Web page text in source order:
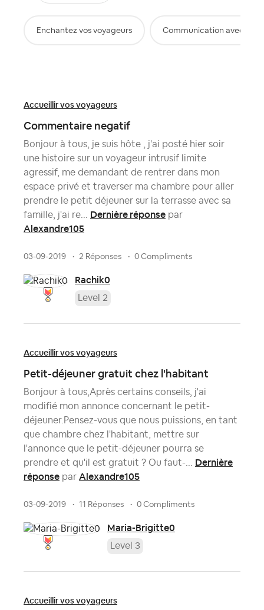
Enchantez vos voyageurs Communication avec les
Accueillir vos voyageurs
Commentaire negatif
Bonjour à tous, je suis hôte , j'ai posté hier soir
une histoire sur un voyageur intrusif limite
agressif, me demandant de rentrer dans mon
espace privé et traverser ma chambre pour aller
prendre le petit déjeuner sur la terrasse avec sa
famille, j'ai re... Dernière réponse par
Alexandre105
03-09-2019 2 Réponses 0 Compliments
Rachik0
Level 2
Accueillir vos voyageurs
Petit-déjeuner gratuit chez l'habitant
Bonjour à tous,Après certains conseils, j'ai
modifié mon annonce concernant le petit-
déjeuner.Pensez-vous que nous puissions, en tant
que chambre chez l'habitant, mettre sur
l'annonce que le petit-déjeuner pourra se
prendre et qu'il est gratuit ? Ou faut-... Dernière
réponse par Alexandre105
03-09-2019 11 Réponses 0 Compliments
Maria-Brigitte0
Level 3
Accueillir vos voyageurs